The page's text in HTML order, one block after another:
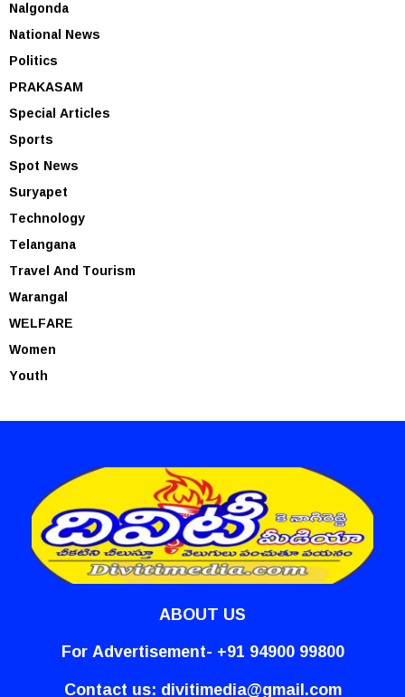
Nalgonda
National News
Politics
PRAKASAM
Special Articles
Sports
Spot News
Suryapet
Technology
Telangana
Travel And Tourism
Warangal
WELFARE
Women
Youth
ABOUT US
For Advertisement- +91 94900 99800
Contact us: divitimedia@gmail.com